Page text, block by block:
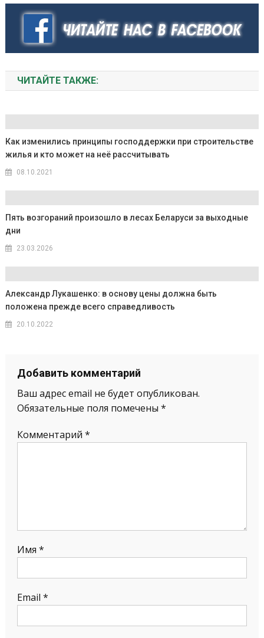
ЧИТАЙТЕ ТАКЖЕ:
Как изменились принципы господдержки при строительстве
жилья и кто может на неё рассчитывать
08.10.2021
Пять возгораний произошло в лесах Беларуси за выходные
дни
23.03.2026
Александр Лукашенко: в основу цены должна быть
положена прежде всего справедливость
20.10.2022
Добавить комментарий
Ваш адрес email не будет опубликован.
Обязательные поля помечены *
Комментарий *
Имя *
Email *